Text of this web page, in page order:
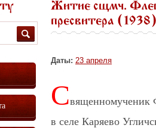
Житие сщмч.
пресвитера
Даты: 23 апреля
Священномученик
в селе Каряево